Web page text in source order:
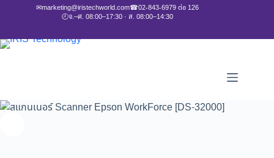
✉marketing@iristechworld.com☎02-843-6979 ต่อ 126
🕘จ.–ศ. 08:00–17:30 · ส. 08:00–14:30